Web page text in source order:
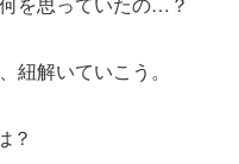
紐解いていこう。
？